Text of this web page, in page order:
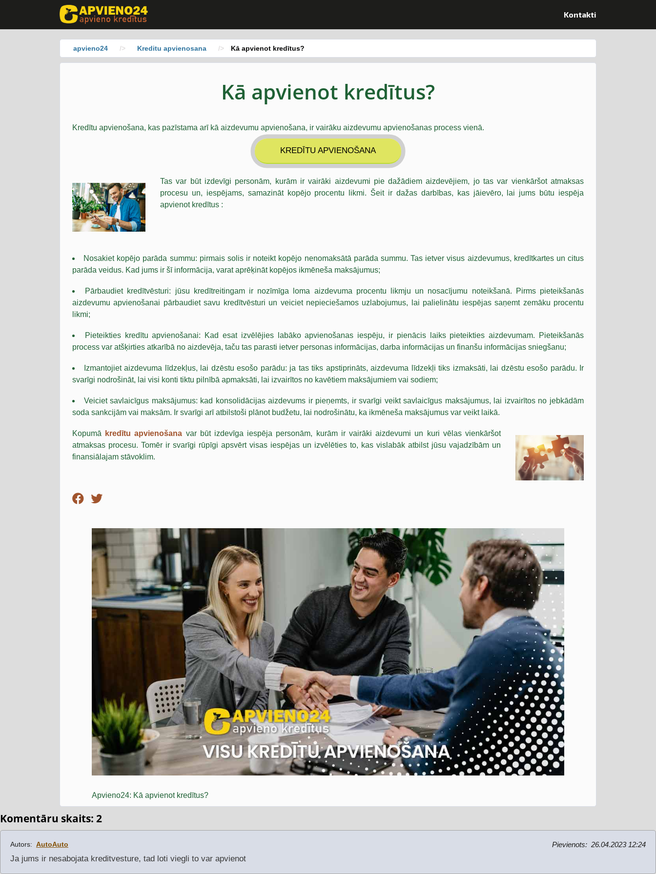
Kontakti
apvieno24 /> Kreditu apvienosana /> Kā apvienot kredītus?
Kā apvienot kredītus?
Kredītu apvienošana, kas pazīstama arī kā aizdevumu apvienošana, ir vairāku aizdevumu apvienošanas process vienā.
KREDĪTU APVIENOŠANA
Tas var būt izdevīgi personām, kurām ir vairāki aizdevumi pie dažādiem aizdevējiem, jo tas var vienkāršot atmaksas
procesu un, iespējams, samazināt kopējo procentu likmi. Šeit ir dažas darbības, kas jāievēro, lai jums būtu iespēja
apvienot kredītus :
Nosakiet kopējo parāda summu: pirmais solis ir noteikt kopējo nenomaksātā parāda summu. Tas ietver visus aizdevumus, kredītkartes un citus
parāda veidus. Kad jums ir šī informācija, varat aprēķināt kopējos ikmēneša maksājumus;
Pārbaudiet kredītvēsturi: jūsu kredītreitingam ir nozīmīga loma aizdevuma procentu likmju un nosacījumu noteikšanā. Pirms pieteikšanās
aizdevumu apvienošanai pārbaudiet savu kredītvēsturi un veiciet nepieciešamos uzlabojumus, lai palielinātu iespējas saņemt zemāku procentu
likmi;
Pieteikties kredītu apvienošanai: Kad esat izvēlējies labāko apvienošanas iespēju, ir pienācis laiks pieteikties aizdevumam. Pieteikšanās
process var atšķirties atkarībā no aizdevēja, taču tas parasti ietver personas informācijas, darba informācijas un finanšu informācijas sniegšanu;
Izmantojiet aizdevuma līdzekļus, lai dzēstu esošo parādu: ja tas tiks apstiprināts, aizdevuma līdzekļi tiks izmaksāti, lai dzēstu esošo parādu. Ir
svarīgi nodrošināt, lai visi konti tiktu pilnībā apmaksāti, lai izvairītos no kavētiem maksājumiem vai sodiem;
Veiciet savlaicīgus maksājumus: kad konsolidācijas aizdevums ir pieņemts, ir svarīgi veikt savlaicīgus maksājumus, lai izvairītos no jebkādām
soda sankcijām vai maksām. Ir svarīgi arī atbilstoši plānot budžetu, lai nodrošinātu, ka ikmēneša maksājumus var veikt laikā.
Kopumā kredītu apvienošana var būt izdevīga iespēja personām, kurām ir vairāki aizdevumi un kuri vēlas vienkāršot
atmaksas procesu. Tomēr ir svarīgi rūpīgi apsvērt visas iespējas un izvēlēties to, kas vislabāk atbilst jūsu vajadzībām un
finansiālajam stāvoklim.
Apvieno24: Kā apvienot kredītus?
Komentāru skaits: 2
Autors: AutoAuto Pievienots: 26.04.2023 12:24
Ja jums ir nesabojata kreditvesture, tad loti viegli to var apvienot